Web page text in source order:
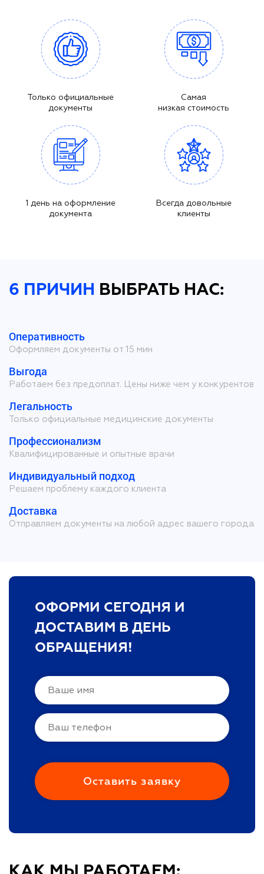
Только официальные
документы
Самая
низкая стоимость
1 день на оформление
документа
Всегда довольные
клиенты
6 ПРИЧИН ВЫБРАТЬ НАС:
Оперативность
Оформляем документы от 15 мин
Выгода
Работаем без предоплат. Цены ниже чем у конкурентов
Легальность
Только официальные медицинские документы
Профессионализм
Квалифицированные и опытные врачи
Индивидуальный подход
Решаем проблему каждого клиента
Доставка
Отправляем документы на любой адрес вашего города
ОФОРМИ СЕГОДНЯ И
ДОСТАВИМ В ДЕНЬ
ОБРАЩЕНИЯ!